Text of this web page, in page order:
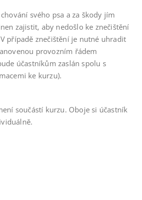
svého psa a za škody jím
zajistit, aby nedošlo ke znečištění
případě znečištění je nutné uhradit
provozním řádem
účastníkům zaslán spolu s
ke kurzu).
součástí kurzu. Oboje si účastník